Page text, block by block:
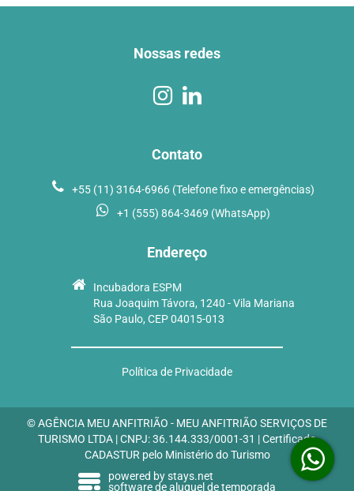
Nossas redes
Contato
+55 (11) 3164-6966 (Telefone fixo e emergências)
+1 (555) 864-3469 (WhatsApp)
Endereço
Incubadora ESPM
Rua Joaquim Távora, 1240 - Vila Mariana
São Paulo, CEP 04015-013
Política de Privacidade
© AGÊNCIA MEU ANFITRIÃO - MEU ANFITRIÃO SERVIÇOS DE
TURISMO LTDA | CNPJ: 36.144.333/0001-31 | Certificado
CADASTUR pelo Ministério do Turismo
powered by stays.net
software de aluguel de temporada